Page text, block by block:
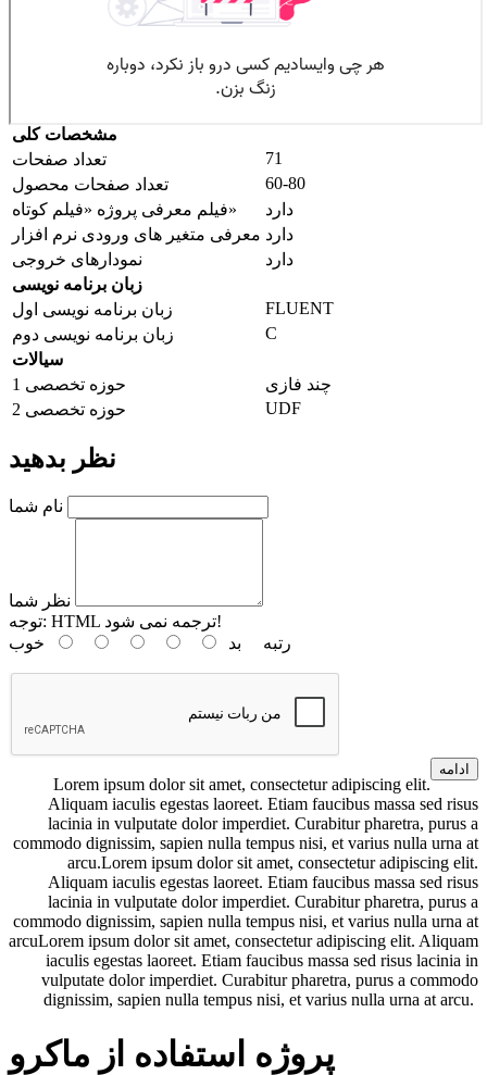
مشخصات کلی
تعداد صفحات
71
تعداد صفحات محصول
60-80
فیلم معرفی پروژه «فیلم کوتاه»
دارد
معرفی متغیر های ورودی نرم افزار دارد
نمودارهای خروجی
دارد
زبان برنامه نویسی
زبان برنامه نویسی اول
FLUENT
زبان برنامه نویسی دوم
C
سیالات
حوزه تخصصی 1
چند فازی
حوزه تخصصی 2
UDF
نظر بدهید
نام شما
نظر شما
توجه:
HTML ترجمه نمی شود!
رتبه بد خوب
ادامه
Lorem ipsum dolor sit amet, consectetur adipiscing elit.
Aliquam iaculis egestas laoreet. Etiam faucibus massa sed risus
lacinia in vulputate dolor imperdiet. Curabitur pharetra, purus a
commodo dignissim, sapien nulla tempus nisi, et varius nulla urna at
arcu.Lorem ipsum dolor sit amet, consectetur adipiscing elit.
Aliquam iaculis egestas laoreet. Etiam faucibus massa sed risus
lacinia in vulputate dolor imperdiet. Curabitur pharetra, purus a
commodo dignissim, sapien nulla tempus nisi, et varius nulla urna at
arcuLorem ipsum dolor sit amet, consectetur adipiscing elit. Aliquam
iaculis egestas laoreet. Etiam faucibus massa sed risus lacinia in
vulputate dolor imperdiet. Curabitur pharetra, purus a commodo
dignissim, sapien nulla tempus nisi, et varius nulla urna at arcu.
پروژه استفاده از ماکرو